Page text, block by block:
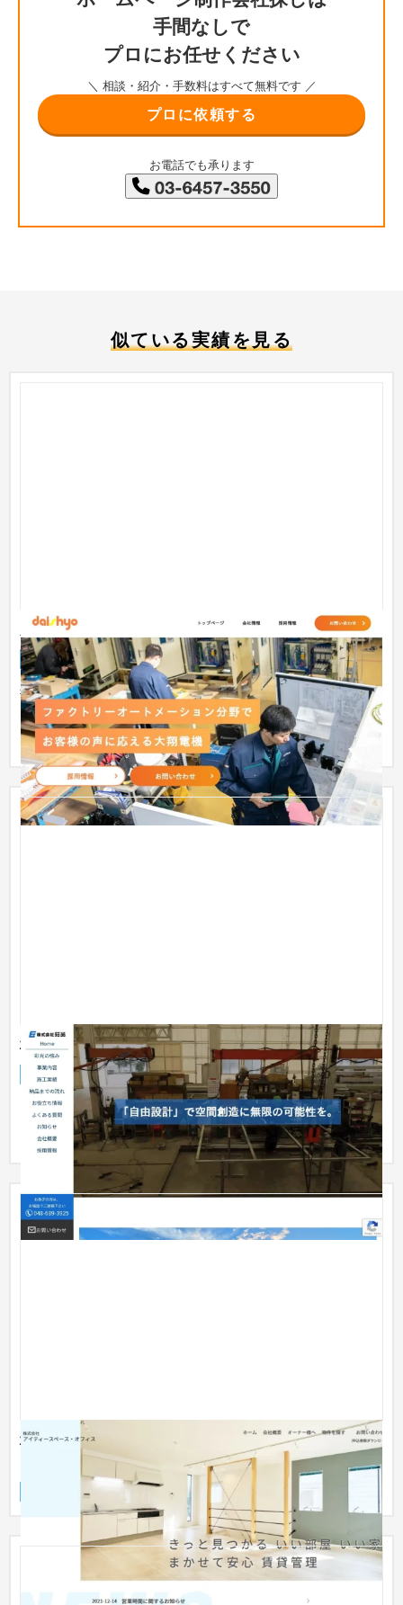
手間なしで
プロにお任せください
＼ 相談・紹介・手数料はすべて無料です ／
プロに依頼する
お電話でも承ります
似ている実績を見る
産業用電機メーカー（大府市）
企業サイト 製造業 〜30万円
採用活動の促進を目的にご依頼いただきました。既に就職ポー
タルサイトへ掲出しており、テキストや写真原稿は充分だった
ため、当...
株式会社彩光
企業サイト 製造業 101〜150万円
・ドローンを使用した動画撮影 ・動画を使用したファーストビ
ュー
株式会社アイティースペース・オフィス様_コーポレ
不動産・マンション 〜30万円